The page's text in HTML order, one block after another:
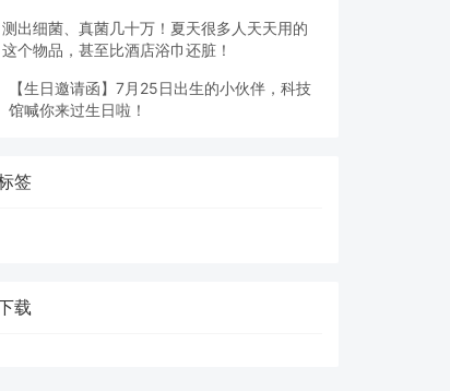
测出细菌、真菌几十万！夏天很多人天天用的
这个物品，甚至比酒店浴巾还脏！
【生日邀请函】7月25日出生的小伙伴，科技
馆喊你来过生日啦！
签
载